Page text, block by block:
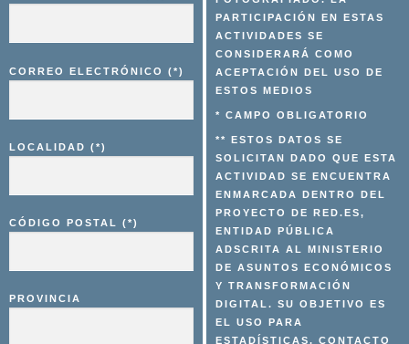
CORREO ELECTRÓNICO (*)
LOCALIDAD (*)
CÓDIGO POSTAL (*)
PROVINCIA
PARTICIPACIÓN EN ESTAS
ACTIVIDADES SE
CONSIDERARÁ COMO
ACEPTACIÓN DEL USO DE
ESTOS MEDIOS
* CAMPO OBLIGATORIO
** ESTOS DATOS SE
SOLICITAN DADO QUE ESTA
ACTIVIDAD SE ENCUENTRA
ENMARCADA DENTRO DEL
PROYECTO DE RED.ES,
ENTIDAD PÚBLICA
ADSCRITA AL MINISTERIO
DE ASUNTOS ECONÓMICOS
Y TRANSFORMACIÓN
DIGITAL. SU OBJETIVO ES
EL USO PARA
ESTADÍSTICAS, CONTACTO